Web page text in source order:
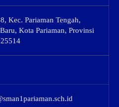
Kec. Pariaman Tengah,
Kota Pariaman, Provinsi